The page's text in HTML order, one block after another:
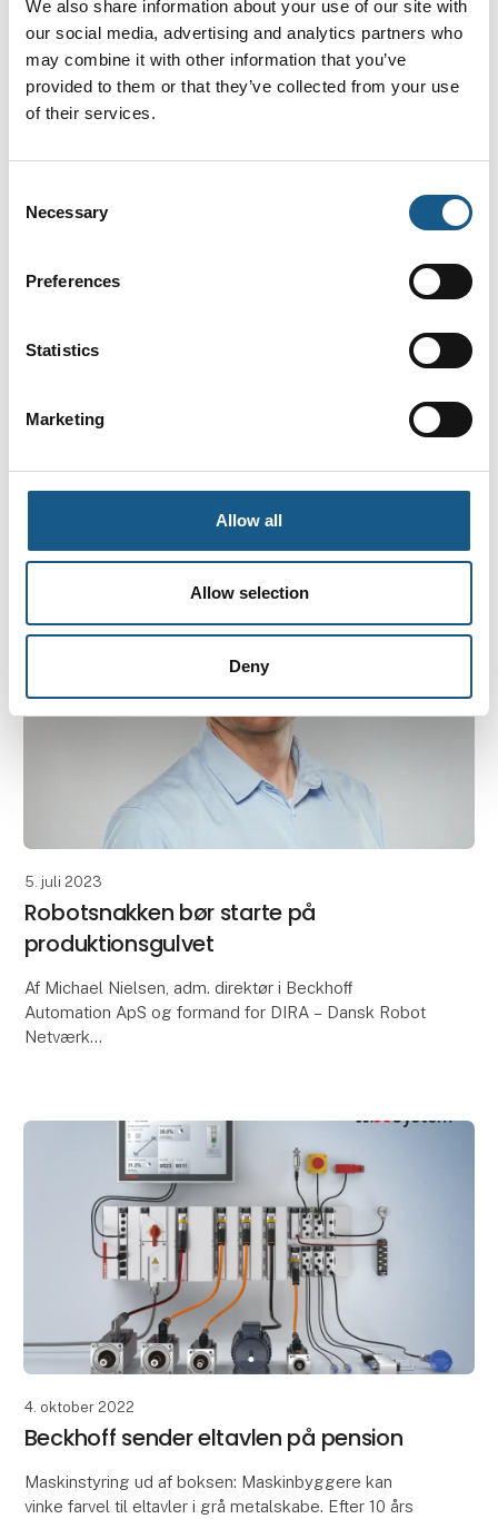
We also share information about your use of our site with
our social media, advertising and analytics partners who
may combine it with other information that you’ve
provided to them or that they’ve collected from your use
of their services.
Selection
Necessary
Preferences
Statistics
Marketing
Allow all
Allow selection
Deny
cemented its position as an ultra-fast communication
syst
5. juli 2023
HOLDER STADIG
1980, har på 42 år udviklet sig til at være en markant
innovatør i automationsbranchen. På globalt plan
5. juli 2023
Robotsnakken bør starte på
produktionsgulvet
Af Michael Nielsen, adm. direktør i Beckhoﬀ
Automation ApS og formand for DIRA – Dansk Robot
Netværk
4. oktober 2022
Beckhoff sender eltavlen på pension
Maskinstyring ud af boksen: Maskinbyggere kan
vinke farvel til eltavler i grå metalskabe. Efter 10 års